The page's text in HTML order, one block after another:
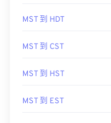
MST 到 HDT
MST 到 CST
MST 到 HST
MST 到 EST